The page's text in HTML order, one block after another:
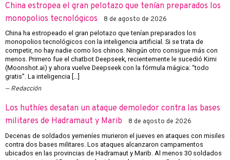
China estropea el gran pelotazo que tenían preparados los
monopolios tecnológicos
8 de agosto de 2026
China ha estropeado el gran pelotazo que tenían preparados los
monopolios tecnológicos con la inteligencia artificial. Si se trata de
competir, no hay nadie como los chinos. Ningún otro consigue más con
menos. Primero fue el chatbot Deepseek, recientemente le sucedió Kimi
(Moonshot.ai) y ahora vuelve Deepseek con la fórmula mágica: “todo
gratis”. La inteligencia […]
Redacción
Los huthíes desatan un ataque demoledor contra las bases
militares de Hadramaut y Marib
8 de agosto de 2026
Decenas de soldados yemeníes murieron el jueves en ataques con misiles
contra dos bases militares. Los ataques alcanzaron campamentos
ubicados en las provincias de Hadramaut y Marib. Al menos 30 soldados